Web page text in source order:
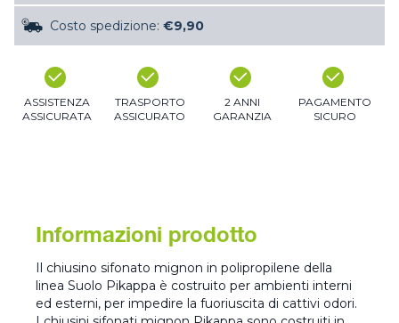
Costo spedizione: €9,90
ASSISTENZA
ASSICURATA
TRASPORTO
ASSICURATO
2 ANNI
GARANZIA
PAGAMENTO
SICURO
Informazioni prodotto
Il chiusino sifonato mignon in polipropilene della
linea Suolo Pikappa è costruito per ambienti interni
ed esterni, per impedire la fuoriuscita di cattivi odori.